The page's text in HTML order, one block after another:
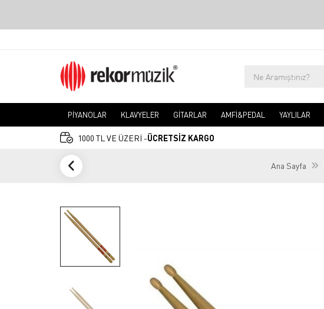
PİYANOLAR KLAVYELER GİTARLAR AMFİ&PEDAL YAYLILAR
1000 TL VE ÜZERİ -ÜCRETSİZ KARGO
Ana Sayfa